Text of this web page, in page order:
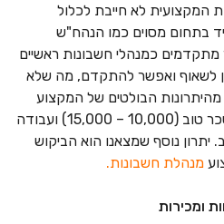
המקצועית לא חייבת לכלול
בתחום מסוים כמו הנהח"ש
מתקדמים כמנהלי חשבונות ראשיים
לשאוף ואפשר להתקדם, מה שלא
הבולטים של המקצוע
כוללים התקדמות מקצועית, שכר טוב (10,000 – 15,000) ועבודה
נוסף שמצאנו הוא הביקוש
מנהלת חשבונות.
ומכירות